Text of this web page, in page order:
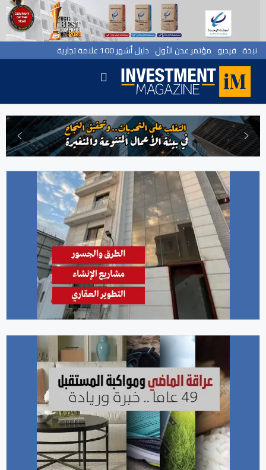
نبذة فيديو مؤتمر عدن الأول دليل أشهر 100 علامة تجارية